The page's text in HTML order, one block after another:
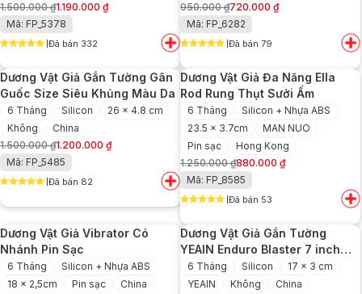
1.500.000₫
Giá
gốc
là:
1.500.000 ₫.
1.190.000 ₫
Giá
hiện
tại
là:
1.190.000 ₫.
Mã: FP_5378
Đã bán 332
950.000₫
Giá
gốc
là:
950.000 ₫.
720.000 ₫
Giá
hiện
tại
là:
720.000 ₫.
Mã: FP_6282
Đã bán 79
Dương Vật Giả Gắn Tường Gân
Guốc Size Siêu Khủng Màu Da
6 Tháng Silicon
26 x 4.8 cm
Không
China
1.500.000₫
Giá
gốc
là:
1.500.000 ₫.
1.200.000 ₫
Giá
hiện
tại
là:
Mã: FP_5485
Đã bán 82
Dương Vật Giả Đa Năng Ella
Rod Rung Thụt Sưởi Ấm
6 Tháng
Silicon + Nhựa ABS
23.5 x 3.7cm
MAN NUO
Pin sạc
Hong Kong
1.250.000₫
Giá
gốc
là:
1.250.000 ₫.
880.000 ₫
Giá
hiện
tại
là:
880.000 ₫.
Mã: FP_8585
Đã bán 53
Dương Vật Giả Vibrator Có
Nhánh Pin Sạc
6 Tháng
Silicon + Nhựa ABS
18 x 2,5cm
Pin sạc
China
Dương Vật Giả Gắn Tường
YEAIN Enduro Blaster 7 inch
Siêu Mềm Mịn
6 Tháng Silicon
17 x 3 cm
YEAIN
Không
China